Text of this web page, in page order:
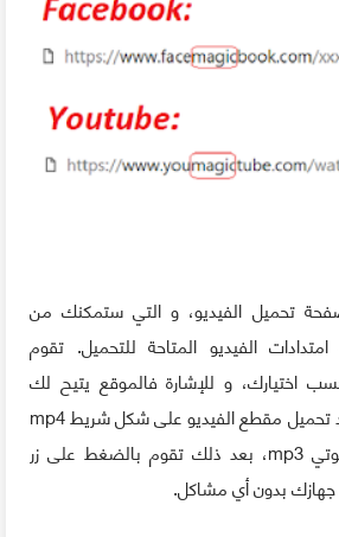
تحميل الفيديو، و التي ستمكنك من
الفيديو المتاحة للتحميل. تقوم
اختيارك، و للإشارة فالموقع يتيح لك
الاختيار فيما ان كنت تريد تحميل مقطع الفيديو على شكل شريط mp4
أو تحويله الى ملف صوتي mp3، بعد ذلك تقوم بالضغط على زر
جهازك بدون أي مشاكل.